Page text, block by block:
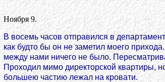
Ноября 9.
В восемь часов отправился в
как будто бы он не заметил моего
между нами ничего не было.
Проходил мимо директорской квартиры,
большею частию лежал на кровати.